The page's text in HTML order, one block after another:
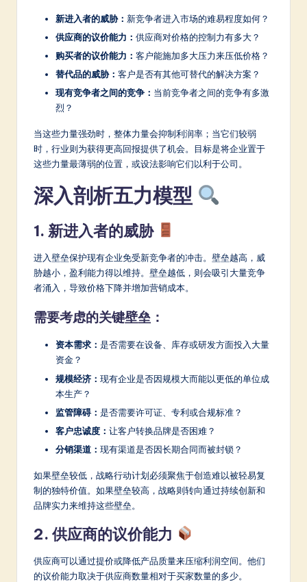
&
S
ft
w
In
新进入者的威胁： 新竞争者进入市场的难易程度如何？
供应商的议价能力： 供应商对价格的控制力有多大？
购买者的议价能力： 客户能施加多大压力来压低价格？
替代品的威胁： 客户是否有其他可替代的解决方案？
现有竞争者之间的竞争： 当前竞争者之间的竞争有多激
烈？
当这些力量强劲时，整体力量会抑制利润率；当它们较弱
时，行业则为获得更高回报提供了机会。目标是将企业置于
这些力量最薄弱的位置，或设法影响它们以利于公司。
深入剖析五力模型
1. 新进入者的威胁
进入壁垒保护现有企业免受新竞争者的冲击。壁垒越高，威
胁越小，盈利能力得以维持。壁垒越低，则会吸引大量竞争
者涌入，导致价格下降并增加营销成本。
需要考虑的关键壁垒：
资本需求： 是否需要在设备、库存或研发方面投入大量
资金？
规模经济： 现有企业是否因规模大而能以更低的单位成
本生产？
监管障碍： 是否需要许可证、专利或合规标准？
客户忠诚度： 让客户转换品牌是否困难？
分销渠道： 现有渠道是否因长期合同而被封锁？
如果壁垒较低，战略行动计划必须聚焦于创造难以被轻易复
制的独特价值。如果壁垒较高，战略则转向通过持续创新和
品牌实力来维持这些壁垒。
2. 供应商的议价能力
供应商可以通过提价或降低产品质量来压缩利润空间。他们
的议价能力取决于供应商数量相对于买家数量的多少。